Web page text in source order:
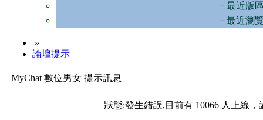
－最近版
－最近瀏
»
論壇提示
MyChat 數位男女 提示訊息
狀態:發生錯誤,目前有 10066 人上線